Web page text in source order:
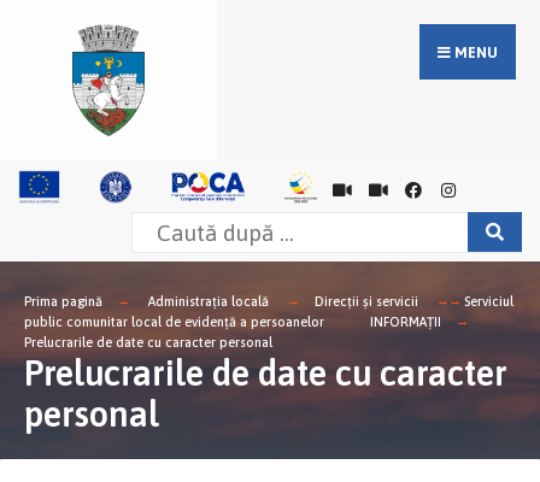
MENU
Prima pagină Administrația locală Direcții și servicii
Serviciul
public comunitar local de evidență a persoanelor
INFORMAȚII
Prelucrarile de date cu caracter personal
Prelucrarile de date cu caracter
personal